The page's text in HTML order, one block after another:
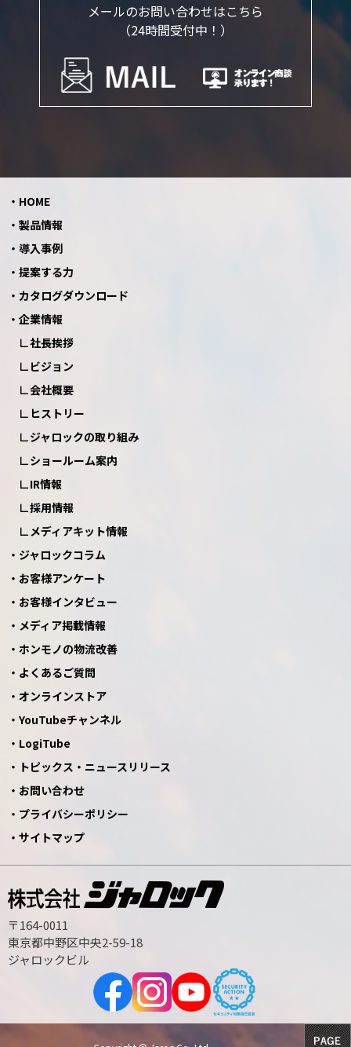
メールのお問い合わせはこちら
（24時間受付中！）
HOME
製品情報
導入事例
提案する力
カタログダウンロード
企業情報
社長挨拶
ビジョン
会社概要
ヒストリー
ジャロックの取り組み
ショールーム案内
IR情報
採用情報
メディアキット情報
ジャロックコラム
お客様アンケート
お客様インタビュー
メディア掲載情報
ホンモノの物流改善
よくあるご質問
オンラインストア
YouTubeチャンネル
LogiTube
トピックス・ニュースリリース
お問い合わせ
プライバシーポリシー
サイトマップ
〒164-0011
東京都中野区中央2-59-18
ジャロックビル